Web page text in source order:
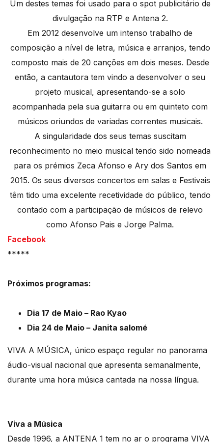
Um destes temas foi usado para o spot publicitário de
divulgação na RTP e Antena 2.
Em 2012 desenvolve um intenso trabalho de
composição a nível de letra, música e arranjos, tendo
composto mais de 20 canções em dois meses. Desde
então, a cantautora tem vindo a desenvolver o seu
projeto musical, apresentando-se a solo
acompanhada pela sua guitarra ou em quinteto com
músicos oriundos de variadas correntes musicais.
A singularidade dos seus temas suscitam
reconhecimento no meio musical tendo sido nomeada
para os prémios Zeca Afonso e Ary dos Santos em
2015. Os seus diversos concertos em salas e Festivais
têm tido uma excelente recetividade do público, tendo
contado com a participação de músicos de relevo
como Afonso Pais e Jorge Palma.
Facebook
*****
Próximos programas:
Dia 17 de Maio – Rao Kyao
Dia 24 de Maio – Janita salomé
VIVA A MÚSICA, único espaço regular no panorama
áudio-visual nacional que apresenta semanalmente,
durante uma hora música cantada na nossa língua.
Viva a Música
Desde 1996, a ANTENA 1 tem no ar o programa VIVA